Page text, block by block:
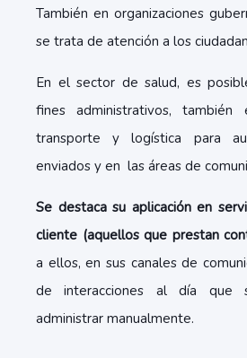
También en organizaciones
se trata de atención a los
En el sector de salud, es
fines administrativos,
transporte y logística para
enviados y en las áreas de
Se destaca su aplicación en
cliente (aquellos que prestan
a ellos, en sus canales de
de interacciones al día que
administrar manualmente.